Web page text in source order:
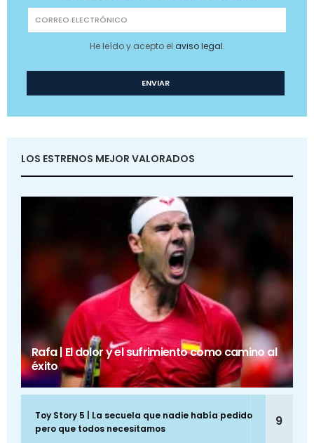
He leído y acepto el aviso legal.
LOS ESTRENOS MEJOR VALORADOS
Rafa | El dolor y el sufrimiento como camino al
éxito
Toy Story 5 | La secuela que nadie había pedido
pero que todos necesitamos
9